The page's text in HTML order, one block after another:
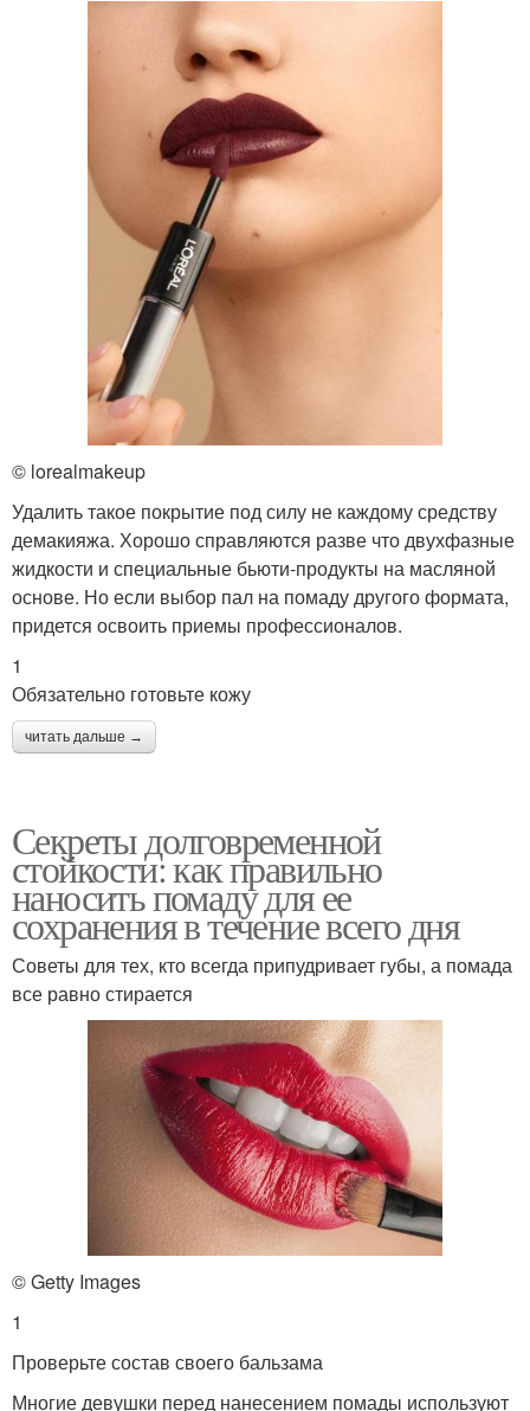
© lorealmakeup
Удалить такое покрытие под силу не каждому средству
демакияжа. Хорошо справляются разве что двухфазные
жидкости и специальные бьюти-продукты на масляной
основе. Но если выбор пал на помаду другого формата,
придется освоить приемы профессионалов.
1
Обязательно готовьте кожу
читать дальше →
Секреты долговременной
стойкости: как правильно
наносить помаду для ее
сохранения в течение всего дня
Советы для тех, кто всегда припудривает губы, а помада
все равно стирается
© Getty Images
1
Проверьте состав своего бальзама
Многие девушки перед нанесением помады используют